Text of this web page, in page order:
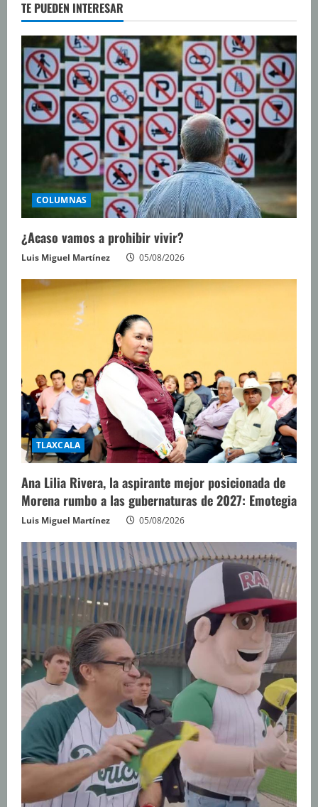
TE PUEDEN INTERESAR
COLUMNAS
¿Acaso vamos a prohibir vivir?
Luis Miguel Martínez 05/08/2026
TLAXCALA
Ana Lilia Rivera, la aspirante mejor posicionada de
Morena rumbo a las gubernaturas de 2027: Emotegia
Luis Miguel Martínez 05/08/2026